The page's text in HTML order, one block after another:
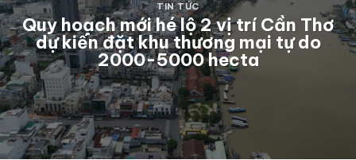
TIN TỨC
Quy hoạch mới hé lộ 2 vị trí Cần Thơ
dự kiến đặt khu thương mại tự do
2000-5000 hecta